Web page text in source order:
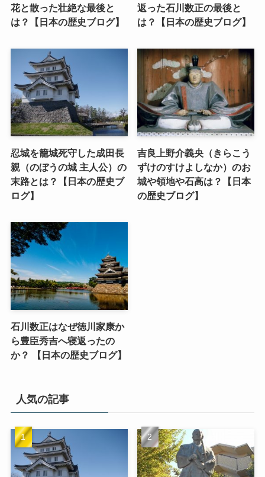
花と散った壮絶な最後と
は？【日本の歴史ブログ】
返った石川数正の最後と
は？【日本の歴史ブログ】
忍城を籠城死守した成田長
親（のぼうの城 主人公）の
末路とは？【日本の歴史ブ
ログ】
吉良上野介義央（きらこう
ずけのすけよしなか）のお
城や領地や石高は？【日本
の歴史ブログ】
石川数正はなぜ徳川家康か
ら豊臣秀吉へ寝返ったの
か？ 【日本の歴史ブログ】
人気の記事